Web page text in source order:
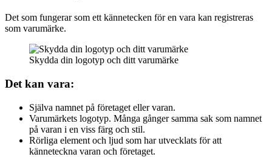
Det som fungerar som ett kännetecken för en vara kan registreras
som varumärke.
Skydda din logotyp och ditt varumärke
Det kan vara:
Själva namnet på företaget eller varan.
Varumärkets logotyp. Många gånger samma sak som namnet
på varan i en viss färg och stil.
Rörliga element och ljud som har utvecklats för att
känneteckna varan och företaget.